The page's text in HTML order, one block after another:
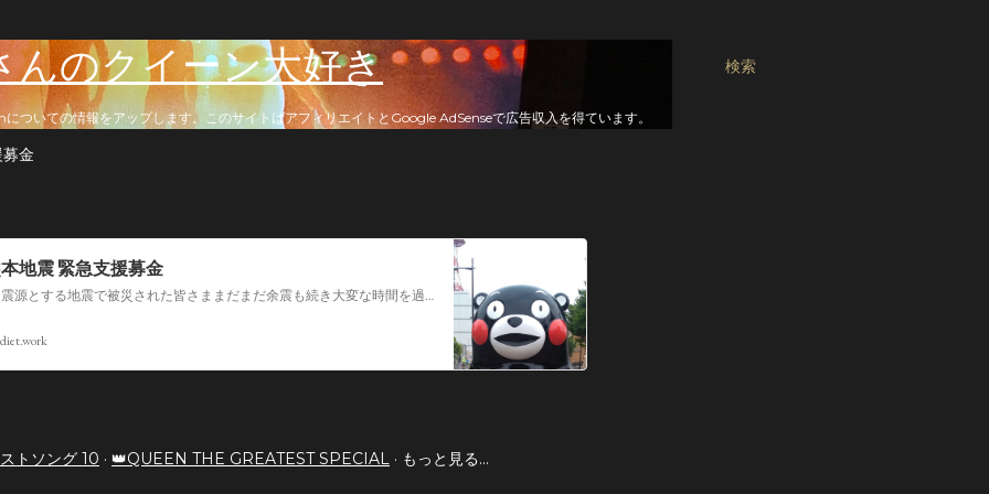
検索
んのクイーン大好き
ついての情報をアップします。このサイトはアフィリエイトとGoogle AdSenseで広告収入を得ています。
金
地震 緊急支援募金
今回の熊本を震源とする地震で被災された皆さままだまだ余震も続き大変な時間を過ごされていると思います。心よりお見舞い申し上げます
トソング 10 👑QUEEN THE GREATEST SPECIAL もっと見る…